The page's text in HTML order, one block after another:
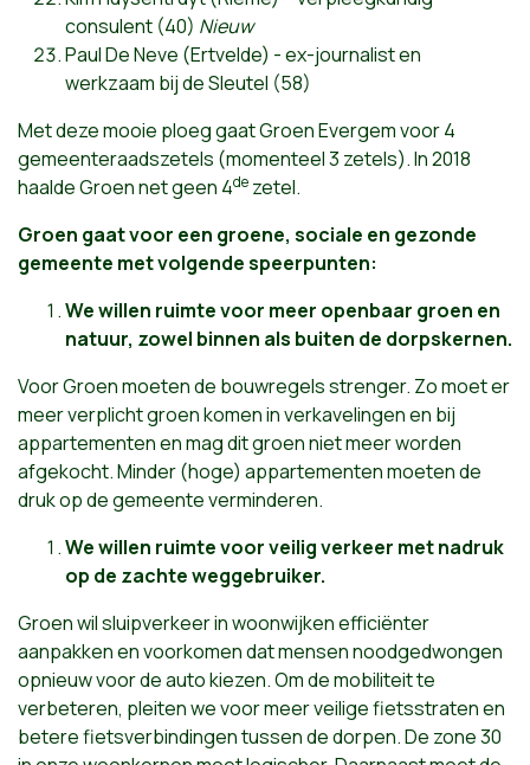
consulent (40) Nieuw
Paul De Neve (Ertvelde) - ex-journalist en
werkzaam bij de Sleutel (58)
Met deze mooie ploeg gaat Groen Evergem voor 4
gemeenteraadszetels (momenteel 3 zetels). In 2018
haalde Groen net geen 4de zetel.
Groen gaat voor een groene, sociale en gezonde
gemeente met volgende speerpunten:
We willen ruimte voor meer openbaar groen en
natuur, zowel binnen als buiten de dorpskernen.
Voor Groen moeten de bouwregels strenger. Zo moet er
meer verplicht groen komen in verkavelingen en bij
appartementen en mag dit groen niet meer worden
afgekocht. Minder (hoge) appartementen moeten de
druk op de gemeente verminderen.
We willen ruimte voor veilig verkeer met nadruk
op de zachte weggebruiker.
Groen wil sluipverkeer in woonwijken efficiënter
aanpakken en voorkomen dat mensen noodgedwongen
opnieuw voor de auto kiezen. Om de mobiliteit te
verbeteren, pleiten we voor meer veilige fietsstraten en
betere fietsverbindingen tussen de dorpen. De zone 30